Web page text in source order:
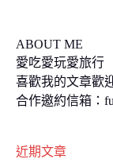
ABOUT ME
愛吃愛玩愛旅行
喜歡我的文章歡
合作邀約信箱：
近期文章